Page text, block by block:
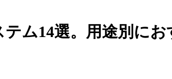
ム14選。用途別に